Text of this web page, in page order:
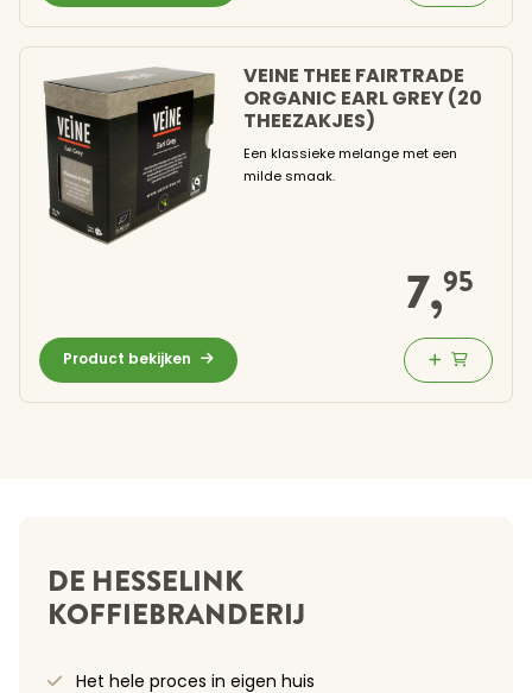
VEINE THEE FAIRTRADE
ORGANIC EARL GREY (20
THEEZAKJES)
Een klassieke melange met een
milde smaak.
7,95
Product bekijken
DE HESSELINK
KOFFIEBRANDERIJ
Het hele proces in eigen huis